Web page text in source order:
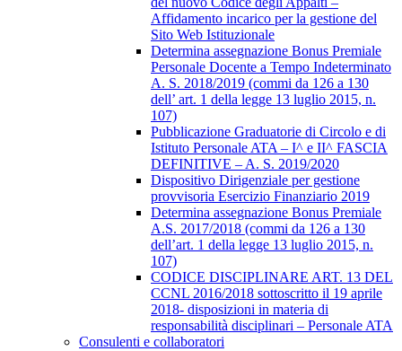
Affidamento incarico per la gestione del
Sito Web Istituzionale
Determina assegnazione Bonus Premiale
Personale Docente a Tempo Indeterminato
A. S. 2018/2019 (commi da 126 a 130
dell’ art. 1 della legge 13 luglio 2015, n.
107)
Pubblicazione Graduatorie di Circolo e di
Istituto Personale ATA – I^ e II^ FASCIA
DEFINITIVE – A. S. 2019/2020
Dispositivo Dirigenziale per gestione
provvisoria Esercizio Finanziario 2019
Determina assegnazione Bonus Premiale
A.S. 2017/2018 (commi da 126 a 130
dell’art. 1 della legge 13 luglio 2015, n.
107)
CODICE DISCIPLINARE ART. 13 DEL
CCNL 2016/2018 sottoscritto il 19 aprile
2018- disposizioni in materia di
responsabilità disciplinari – Personale ATA
Consulenti e collaboratori